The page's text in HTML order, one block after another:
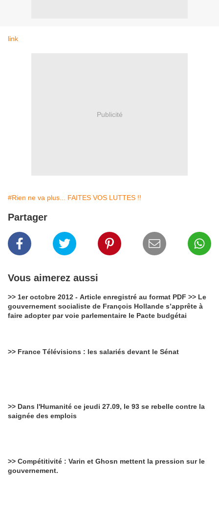
link
Publicité
#Rien ne va plus... FAITES VOS LUTTES !!
Partager
Vous aimerez aussi
>> 1er octobre 2012 - Article enregistré au format PDF >> Le
gouvernement socialiste de François Hollande s’apprête à
faire adopter par voie parlementaire le Pacte budgétai
>> France Télévisions : les salariés devant le Sénat
>> Dans l'Humanité ce jeudi 27.09, le 93 se rebelle contre la
saignée des emplois
>> Compétitivité : Varin et Ghosn mettent la pression sur le
gouvernement.